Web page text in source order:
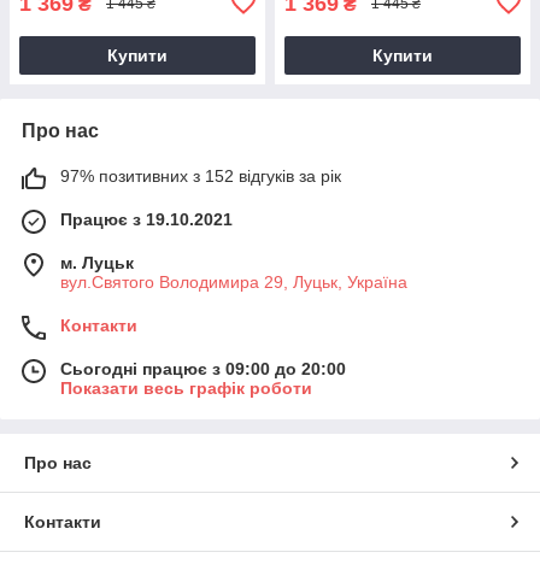
1 445 ₴
Купити
1 445 ₴
Купити
Про нас
97% позитивних з 152 відгуків за рік
Працює з 19.10.2021
м. Луцьк
вул.Святого Володимира 29, Луцьк, Україна
Контакти
Сьогодні працює з 09:00 до 20:00
Показати весь графік роботи
Про нас
Контакти